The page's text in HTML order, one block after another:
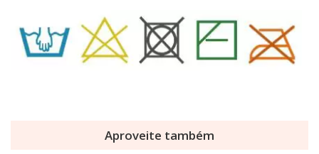
Aproveite também